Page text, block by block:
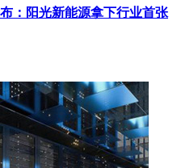
：阳光新能源拿下行业首张